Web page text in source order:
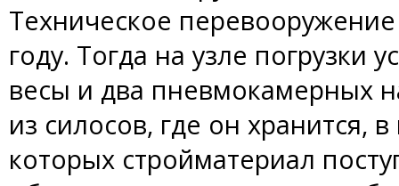
Техническое
году. Тогда на узле погрузки
весы и два пневмокамерных
из силосов, где он хранится,
которых стройматериал